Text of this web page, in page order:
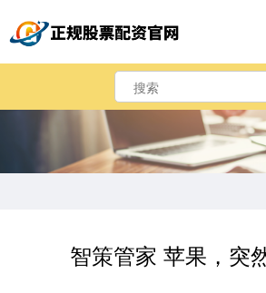
智策管家 苹果，突